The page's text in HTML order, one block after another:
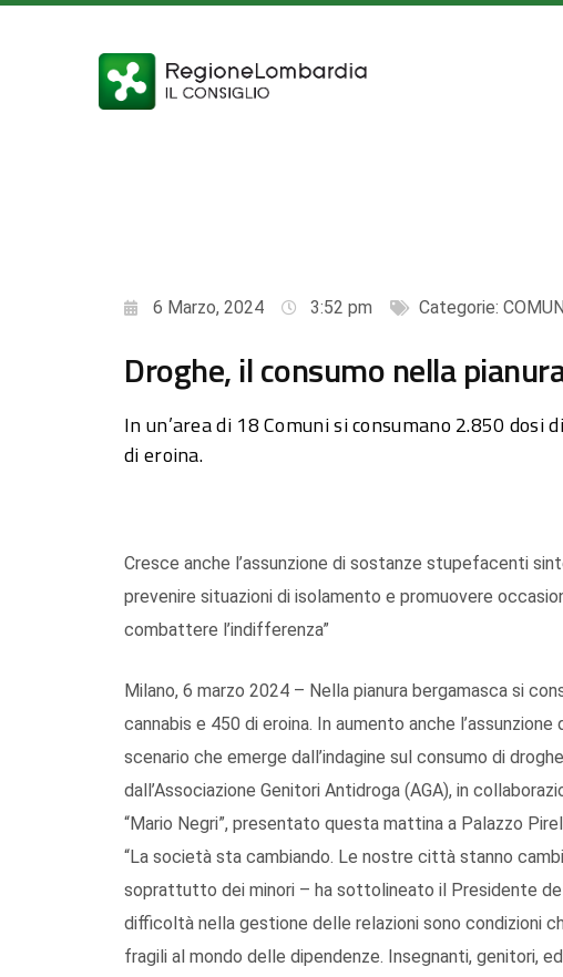
6 Marzo, 2024 3:52 pm Categorie:
Droghe, il consumo nella
In un’area di 18 Comuni si consumano 2.850 dosi
di eroina.
Cresce anche l’assunzione di sostanze stupefacenti
prevenire situazioni di isolamento e promuovere
combattere l’indifferenza”
Milano, 6 marzo 2024 – Nella pianura bergamasca si
cannabis e 450 di eroina. In aumento anche
scenario che emerge dall’indagine sul consumo di
dall’Associazione Genitori Antidroga (AGA), in
“Mario Negri”, presentato questa mattina a Palazzo
“La società sta cambiando. Le nostre città stanno
soprattutto dei minori – ha sottolineato il Presidente
difficoltà nella gestione delle relazioni sono condizioni
fragili al mondo delle dipendenze. Insegnanti, genitori,